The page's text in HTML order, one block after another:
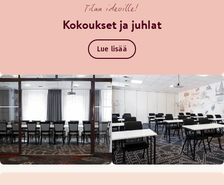
Tilaa ideoille!
Kokoukset ja juhlat
Lue lisää